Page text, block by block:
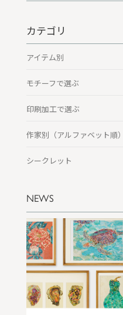
カテゴリ
アイテム別
モチーフで選ぶ
印刷加工で選ぶ
作家別（アルファベット順）
シークレット
NEWS